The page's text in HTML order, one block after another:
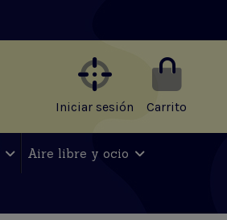
Iniciar sesión Carrito
Aire libre y ocio